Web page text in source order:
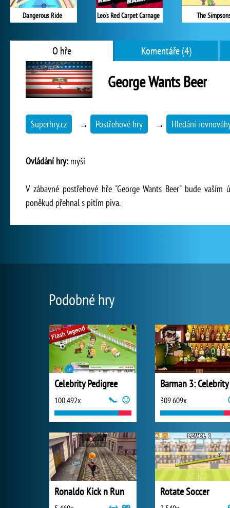
Dangerous Ride Leo's Red Carpet Carnage The
O hře Komentáře (4)
George Wants Beer
Superhry.cz → Postřehové hry → Hledání
Ovládání hry: myší
V zábavné postřehové hře "George Wants Beer" bude
poněkud přehnal s pitím piva.
Podobné hry
Celebrity Pedigree
100 492x
Barman 3: Celebrity
309 609x
Ronaldo Kick n Run Rotate Soccer